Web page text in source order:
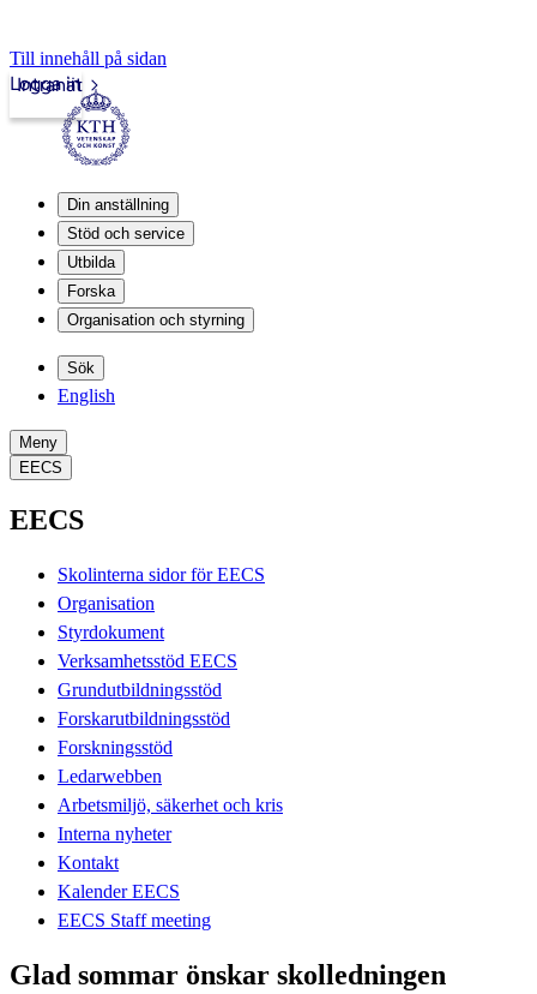
Till innehåll på sidan
Intranät
Logga in
Din anställning
Stöd och service
Utbilda
Forska
Organisation och styrning
Sök
English
Meny
EECS
EECS
Skolinterna sidor för EECS
Organisation
Styrdokument
Verksamhetsstöd EECS
Grundutbildningsstöd
Forskarutbildningsstöd
Forskningsstöd
Ledarwebben
Arbetsmiljö, säkerhet och kris
Interna nyheter
Kontakt
Kalender EECS
EECS Staff meeting
Glad sommar önskar skolledningen